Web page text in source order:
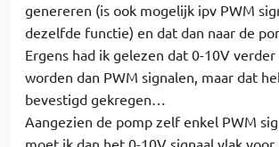
genereren (is ook mogelijk ipv PWM
dezelfde functie) en dat dan naar de
Ergens had ik gelezen dat 0-10V
worden dan PWM signalen, maar dat
bevestigd gekregen…
Aangezien de pomp zelf enkel PWM
moet ik dan het 0-10V signaal vlak